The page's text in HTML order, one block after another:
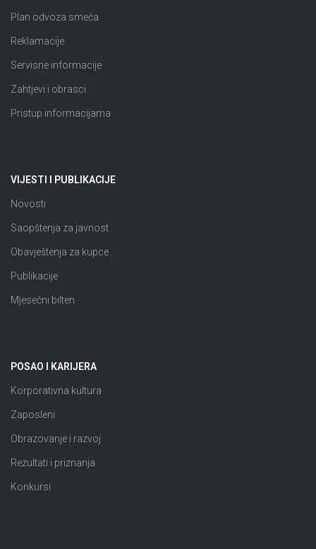
Plan odvoza smeća
Reklamacije
Servisne informacije
Zahtjevi i obrasci
Pristup informacijama
VIJESTI I PUBLIKACIJE
Novosti
Saopštenja za javnost
Obavještenja za kupce
Publikacije
Mjesečni bilten
POSAO I KARIJERA
Korporativna kultura
Zaposleni
Obrazovanje i razvoj
Rezultati i priznanja
Konkursi